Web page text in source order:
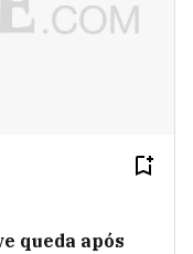
queda após